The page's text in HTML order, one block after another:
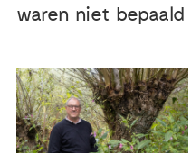
Over ons
Contact
waren niet bepaald